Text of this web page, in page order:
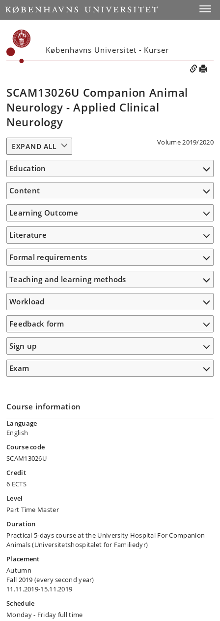
Københavns Universitet - Kurser
SCAM13026U Companion Animal
Neurology - Applied Clinical
Neurology
Volume 2019/2020
EXPAND ALL
Education
Content
Learning Outcome
Literature
Formal requirements
Teaching and learning methods
Workload
Feedback form
Sign up
Exam
Course information
Language
English
Course code
SCAM13026U
Credit
6 ECTS
Level
Part Time Master
Duration
Practical 5-days course at the University Hospital For Companion
Animals (Universitetshospitalet for Familiedyr)
Placement
Autumn
Fall 2019 (every second year)
11.11.2019-15.11.2019
Schedule
Monday - Friday full time